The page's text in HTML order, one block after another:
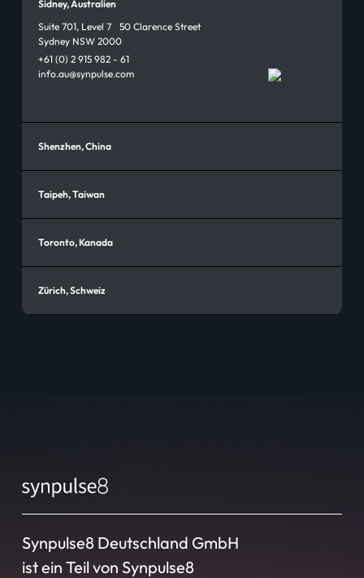
Sidney, Australien
Suite 701, Level 7 50 Clarence Street
Sydney NSW 2000
+61 (0) 2 915 982 - 61
info.au@synpulse.com
Shenzhen, China
Taipeh, Taiwan
Toronto, Kanada
Zürich, Schweiz
Synpulse8 Deutschland GmbH
ist ein Teil von Synpulse8